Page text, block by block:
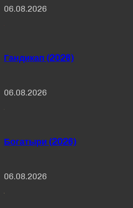
06.08.2026
Гандикап (2026)
06.08.2026
Богатыри (2026)
06.08.2026